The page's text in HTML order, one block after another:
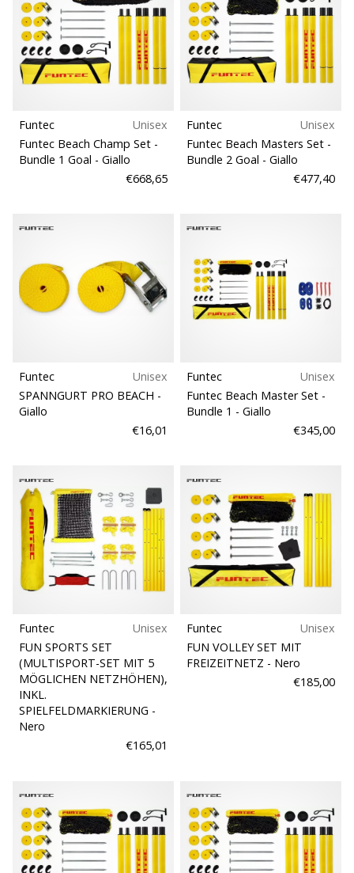
Funtec
Unisex
Funtec Beach Champ Set -
Bundle 1 Goal - Giallo
€668,65
Funtec
Unisex
Funtec Beach Masters Set -
Bundle 2 Goal - Giallo
€477,40
Funtec
Unisex
SPANNGURT PRO BEACH -
Giallo
€16,01
Funtec
Unisex
Funtec Beach Master Set -
Bundle 1 - Giallo
€345,00
Funtec
Unisex
FUN SPORTS SET
(MULTISPORT-SET MIT 5
MÖGLICHEN NETZHÖHEN),
INKL.
SPIELFELDMARKIERUNG -
Nero
€165,01
Funtec
Unisex
FUN VOLLEY SET MIT
FREIZEITNETZ - Nero
€185,00